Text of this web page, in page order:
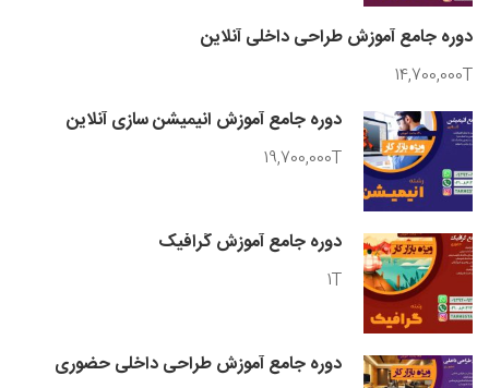
دوره جامع آموزش طراحی داخلی آنلاین
14,700,000T
دوره جامع آموزش انیمیشن سازی آنلاین
19,700,000T
دوره جامع آموزش گرافیک
1T
دوره جامع آموزش طراحی داخلی حضوری